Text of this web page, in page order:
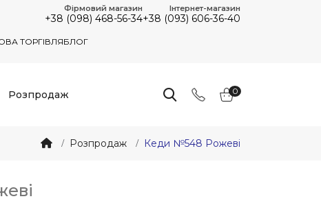
ТОРГІВЛЯБЛОГ
Фірмовий магазин
+38 (098) 468-56-34
Інтернет-магазин
+38 (093) 606-36-40
Розпродаж 0
Розпродаж Кеди №548 Рожеві